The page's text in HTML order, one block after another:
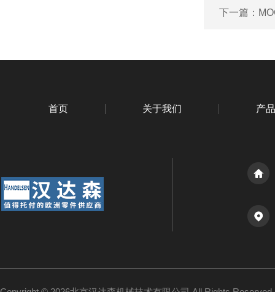
下一篇：
首页 关于我们 产